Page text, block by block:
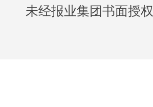
未经报业集团书面授